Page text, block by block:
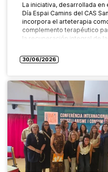
La iniciativa, desarrollada en
Día Espai Camins del CAS
incorpora el arteterapia
complemento terapéutico
la recuperación integral de
30/06/2026